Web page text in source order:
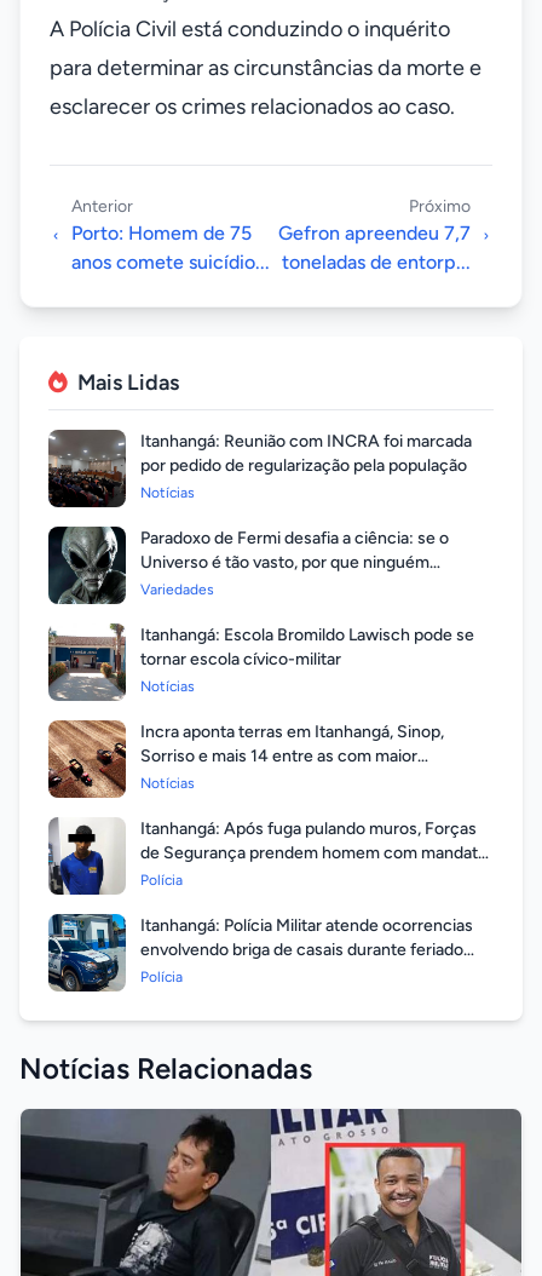
A Polícia Civil está conduzindo o inquérito
para determinar as circunstâncias da morte e
esclarecer os crimes relacionados ao caso.
Anterior
Porto: Homem de 75
anos comete suicídio...
Próximo
Gefron apreendeu 7,7
toneladas de entorp...
Mais Lidas
Itanhangá: Reunião com INCRA foi marcada
por pedido de regularização pela população
Notícias
Paradoxo de Fermi desafia a ciência: se o
Universo é tão vasto, por que ninguém
respondeu?
Variedades
Itanhangá: Escola Bromildo Lawisch pode se
tornar escola cívico-militar
Notícias
Incra aponta terras em Itanhangá, Sinop,
Sorriso e mais 14 entre as com maior
valorização
Notícias
Itanhangá: Após fuga pulando muros, Forças
de Segurança prendem homem com mandato
em aberto por homicídio
Polícia
Itanhangá: Polícia Militar atende ocorrencias
envolvendo briga de casais durante feriado
prolongado
Polícia
Notícias Relacionadas